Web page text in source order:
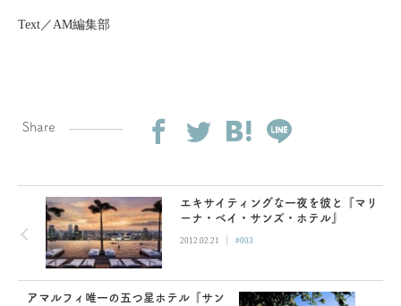
Text／AM編集部
Share
エキサイティングな一夜を彼と『マリ
ーナ・ベイ・サンズ・ホテル』
2012.02.21 | #003
アマルフィ唯一の五つ星ホテル『サン